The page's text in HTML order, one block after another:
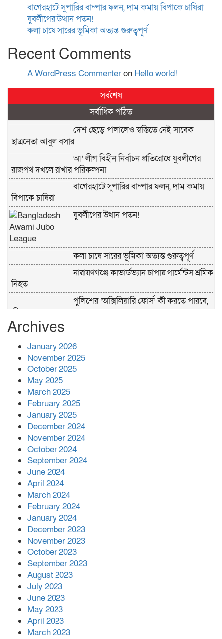
বাগেরহাটে সুপারির বাম্পার ফলন, দাম কমায় বিপাকে চাষিরা
যুবলীগের উত্থান পতন!
কলা চাষে সারের ভূমিকা অত্যন্ত গুরুত্বপূর্ণ
Recent Comments
A WordPress Commenteron Hello world!
সর্বশেষ
সর্বাধিক পঠিত
দেশ ছেড়ে পালালেও স্বস্তিতে নেই সাবেক
ছাত্রনেতা আবুল বসার
আ’ লীগ বিহীন নির্বাচন প্রতিরোধে যুবলীগের
রাজপথ দখলে রাখার পরিকল্পনা
বাগেরহাটে সুপারির বাম্পার ফলন, দাম কমায়
বিপাকে চাষিরা
যুবলীগের উত্থান পতন!
কলা চাষে সারের ভূমিকা অত্যন্ত গুরুত্বপূর্ণ
নারায়ণগঞ্জে কাভার্ডভ্যান চাপায় গার্মেন্টস শ্রমিক
নিহত
পুলিশের ‘অক্সিলিয়ারি ফোর্স’ কী করতে পারবে,
কী পারবে না
রিজভী
বনানীতে গাড়িচাপায় পোশাকশ্রমিক নিহত,
শহীদের রক্তের সঙ্গে বেইমানি হয় এমন কাজ
কেউ যেন না করি -জামায়াত আমির
Archives
January 2026
November 2025
October 2025
May 2025
March 2025
February 2025
January 2025
December 2024
November 2024
October 2024
September 2024
June 2024
April 2024
March 2024
February 2024
January 2024
December 2023
November 2023
October 2023
September 2023
August 2023
July 2023
June 2023
May 2023
April 2023
March 2023